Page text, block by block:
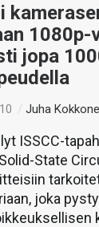
1080p-
jopa
/Juha
ISSCC-
State
joka